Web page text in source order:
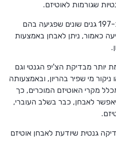
שגורמות לאוטיזם.
כך לדוגמא, נכון להיום מוכרים כ-197 גנים שונים שפגיעה בהם
כאמור, ניתן לאבחן באמצעות
מבדיקת הצ'יפ הגנטי וגם
מי שפיר בהריון, ובאמצעותה
לאבחן רקע גנטי בכ-35% מכלל מקרי האוטיזם המוכרים, כך
לאבחן, כבר בשלב העוברי,
גנטית שיודעת לאבחן אוטיזם